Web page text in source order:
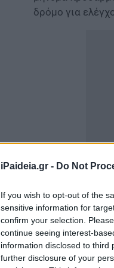
iPaideia.gr - Do Not
If you wish to opt-out of the
sensitive information for
confirm your selection.
continue seeing interest-
information disclosed to third
further disclosure of your
δρόμο για
Μιλώντας στον
ανέφερε ότι ο
συγκεκριμένα
ενώ δεν